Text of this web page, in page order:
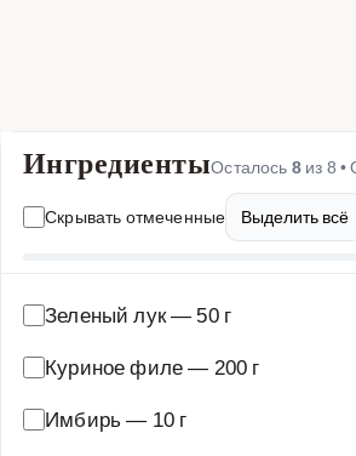
ИнгредиентыОсталось 8из 8 •
Скрывать отмеченные Выделить всё
Зеленый лук— 50 г
Куриное филе— 200 г
Имбирь — 10 г